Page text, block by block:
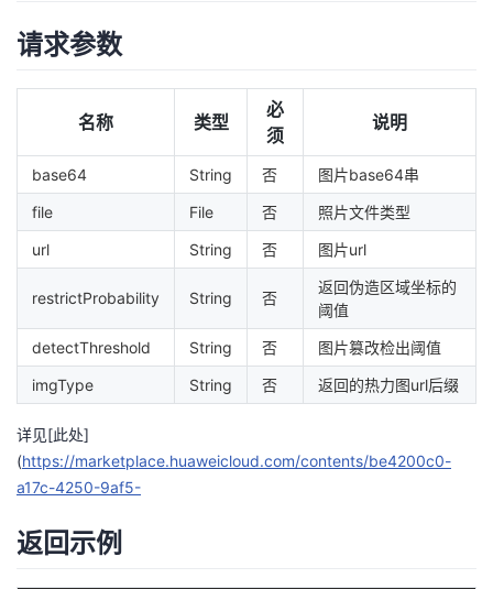
的
课
我
的
我
验
收
藏
技
术
持
的
云
建
议
请求参数
名称 类型
必
须
说明
base64 String 否
图片base64串
file
File 否
照片文件类型
url
String 否 图片url
restrictProbability String 否
返回伪造区域坐标的
阈值
detectThreshold
String 否
图片篡改检出阈值
imgType
String 否 返回的热力图url后缀
详见[此处]
(https://marketplace.huaweicloud.com/contents/be4200c0-
a17c-4250-9af5-
返回示例